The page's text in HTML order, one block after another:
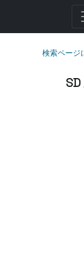
検索ページ